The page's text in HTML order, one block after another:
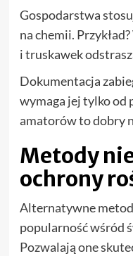
Gospodarstwa
na chemii.
i truskawek
Dokumentacja
wymaga jej tylko od
amatorów to dobry
Metody
ochrony
Alternatywne
popularność wśród
Pozwalają one